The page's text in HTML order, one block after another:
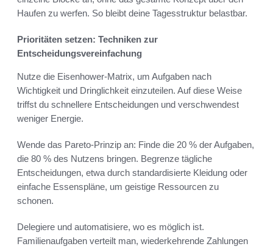
Haufen zu werfen. So bleibt deine Tagesstruktur belastbar.
Prioritäten setzen: Techniken zur
Entscheidungsvereinfachung
Nutze die Eisenhower-Matrix, um Aufgaben nach
Wichtigkeit und Dringlichkeit einzuteilen. Auf diese Weise
triffst du schnellere Entscheidungen und verschwendest
weniger Energie.
Wende das Pareto-Prinzip an: Finde die 20 % der Aufgaben,
die 80 % des Nutzens bringen. Begrenze tägliche
Entscheidungen, etwa durch standardisierte Kleidung oder
einfache Essenspläne, um geistige Ressourcen zu
schonen.
Delegiere und automatisiere, wo es möglich ist.
Familienaufgaben verteilt man, wiederkehrende Zahlungen